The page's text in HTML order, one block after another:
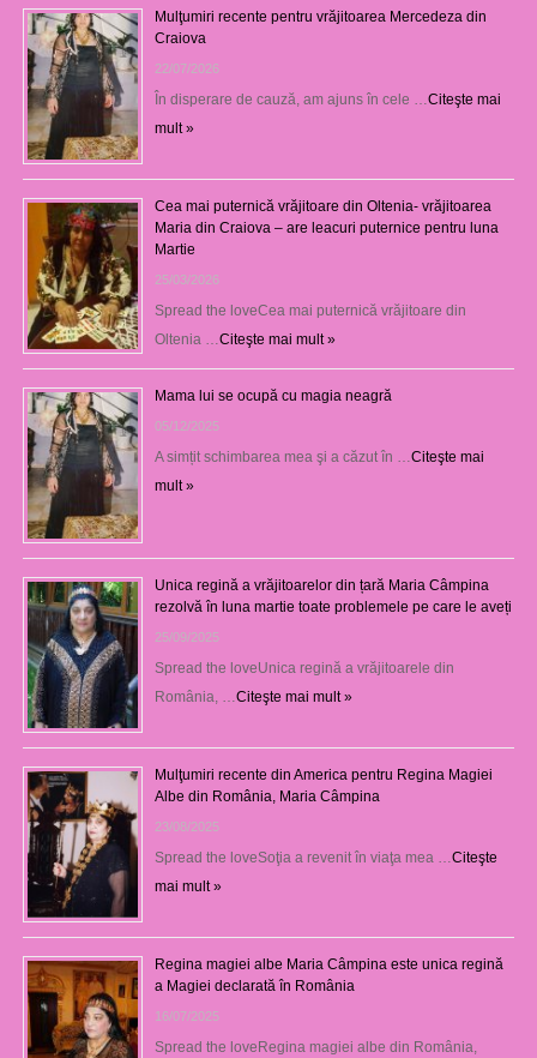
Mulţumiri recente pentru vrăjitoarea Mercedeza din
Craiova
22/07/2026
În disperare de cauză, am ajuns în cele …Citeşte mai
mult »
Cea mai puternică vrăjitoare din Oltenia- vrăjitoarea
Maria din Craiova – are leacuri puternice pentru luna
Martie
25/03/2026
Spread the loveCea mai puternică vrăjitoare din
Oltenia …Citeşte mai mult »
Mama lui se ocupă cu magia neagră
05/12/2025
A simțit schimbarea mea şi a căzut în …Citeşte mai
mult »
Unica regină a vrăjitoarelor din țară Maria Câmpina
rezolvă în luna martie toate problemele pe care le aveți
25/09/2025
Spread the loveUnica regină a vrăjitoarele din
România, …Citeşte mai mult »
Mulţumiri recente din America pentru Regina Magiei
Albe din România, Maria Câmpina
23/08/2025
Spread the loveSoţia a revenit în viaţa mea …Citeşte
mai mult »
Regina magiei albe Maria Câmpina este unica regină
a Magiei declarată în România
16/07/2025
Spread the loveRegina magiei albe din România,